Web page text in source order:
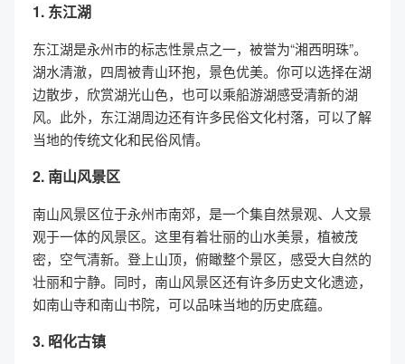
1. 东江湖
东江湖是永州市的标志性景点之一，被誉为“湘西明珠”。
湖水清澈，四周被青山环抱，景色优美。你可以选择在湖
边散步，欣赏湖光山色，也可以乘船游湖感受清新的湖
风。此外，东江湖周边还有许多民俗文化村落，可以了解
当地的传统文化和民俗风情。
2. 南山风景区
南山风景区位于永州市南郊，是一个集自然景观、人文景
观于一体的风景区。这里有着壮丽的山水美景，植被茂
密，空气清新。登上山顶，俯瞰整个景区，感受大自然的
壮丽和宁静。同时，南山风景区还有许多历史文化遗迹，
如南山寺和南山书院，可以品味当地的历史底蕴。
3. 昭化古镇